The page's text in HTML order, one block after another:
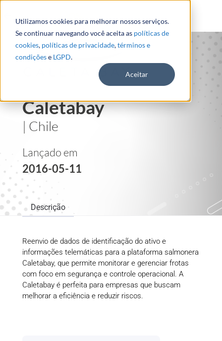
Utilizamos cookies para melhorar nossos serviços.
Se continuar navegando você aceita as políticas de
cookies, políticas de privacidade,términos e
condiçõese LGPD.
Aceitar
Caletabay
| Chile
Lançado em
2016-05-11
Descrição
Reenvio de dados de identificação do ativo e
informações telemáticas para a plataforma salmonera
Caletabay, que permite monitorar e gerenciar frotas
com foco em segurança e controle operacional. A
Caletabay é perfeita para empresas que buscam
melhorar a eficiência e reduzir riscos.